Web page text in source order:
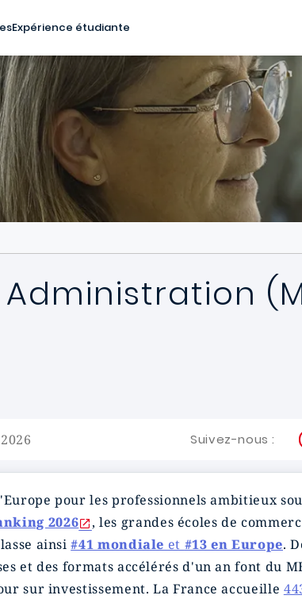
Expérience étudiante
Suivez-nous :
pour les professionnels ambitieux
2026
, les grandes écoles de
ainsi#41 mondiale et #13 en Europe.
et des formats accélérés d'un an font du
sur investissement. La France accueille